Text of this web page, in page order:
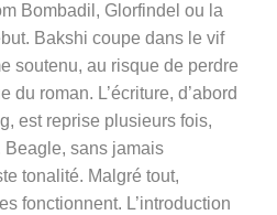
Bombadil, Glorfindel ou la
Bakshi coupe dans le vif
soutenu, au risque de perdre
du roman. L’écriture, d’abord
est reprise plusieurs fois,
Beagle, sans jamais
tonalité. Malgré tout,
fonctionnent. L’introduction